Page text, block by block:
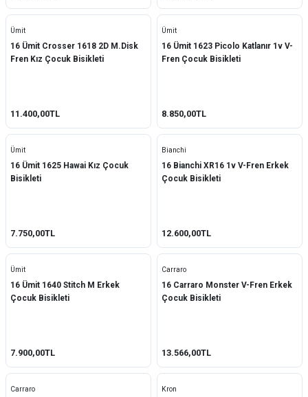
Ümit
16 Ümit Crosser 1618 2D M.Disk
Fren Kız Çocuk Bisikleti
11.400,00TL
Ümit
16 Ümit 1623 Picolo Katlanır 1v V-
Fren Çocuk Bisikleti
8.850,00TL
Ümit
16 Ümit 1625 Hawai Kız Çocuk
Bisikleti
7.750,00TL
Bianchi
16 Bianchi XR16 1v V-Fren Erkek
Çocuk Bisikleti
12.600,00TL
Ümit
16 Ümit 1640 Stitch M Erkek
Çocuk Bisikleti
7.900,00TL
Carraro
16 Carraro Monster V-Fren Erkek
Çocuk Bisikleti
13.566,00TL
Carraro Kron